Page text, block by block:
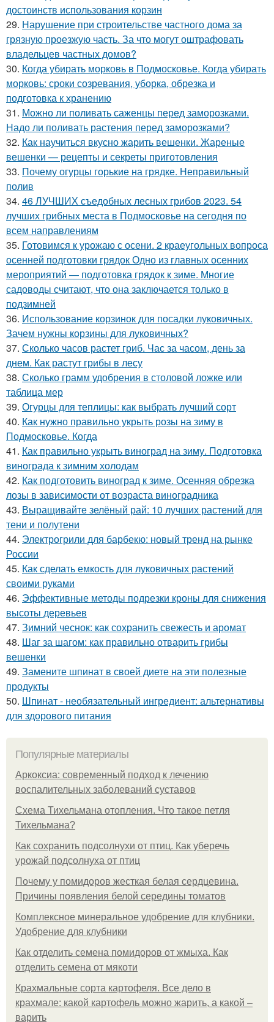
достоинств использования корзин
29. Нарушение при строительстве частного дома за
грязную проезжую часть. За что могут оштрафовать
владельцев частных домов?
30. Когда убирать морковь в Подмосковье. Когда убирать
морковь: сроки созревания, уборка, обрезка и
подготовка к хранению
31. Можно ли поливать саженцы перед заморозками.
Надо ли поливать растения перед заморозками?
32. Как научиться вкусно жарить вешенки. Жареные
вешенки — рецепты и секреты приготовления
33. Почему огурцы горькие на грядке. Неправильный
полив
34. 46 ЛУЧШИХ съедобных лесных грибов 2023. 54
лучших грибных места в Подмосковье на сегодня по
всем направлениям
35. Готовимся к урожаю с осени. 2 краеугольных вопроса
осенней подготовки грядок Одно из главных осенних
мероприятий — подготовка грядок к зиме. Многие
садоводы считают, что она заключается только в
подзимней
36. Использование корзинок для посадки луковичных.
Зачем нужны корзины для луковичных?
37. Сколько часов растет гриб. Час за часом, день за
днем. Как растут грибы в лесу
38. Сколько грамм удобрения в столовой ложке или
таблица мер
39. Огурцы для теплицы: как выбрать лучший сорт
40. Как нужно правильно укрыть розы на зиму в
Подмосковье. Когда
41. Как правильно укрыть виноград на зиму. Подготовка
винограда к зимним холодам
42. Как подготовить виноград к зиме. Осенняя обрезка
лозы в зависимости от возраста виноградника
43. Выращивайте зелёный рай: 10 лучших растений для
тени и полутени
44. Электрогрили для барбекю: новый тренд на рынке
России
45. Как сделать емкость для луковичных растений
своими руками
46. Эффективные методы подрезки кроны для снижения
высоты деревьев
47. Зимний чеснок: как сохранить свежесть и аромат
48. Шаг за шагом: как правильно отварить грибы
вешенки
49. Замените шпинат в своей диете на эти полезные
продукты
50. Шпинат - необязательный ингредиент: альтернативы
для здорового питания
Популярные материалы
Аркоксиа: современный подход к лечению
воспалительных заболеваний суставов
Схема Тихельмана отопления. Что такое петля
Тихельмана?
Как сохранить подсолнухи от птиц. Как уберечь
урожай подсолнуха от птиц
Почему у помидоров жесткая белая сердцевина.
Причины появления белой середины томатов
Комплексное минеральное удобрение для клубники.
Удобрение для клубники
Как отделить семена помидоров от жмыха. Как
отделить семена от мякоти
Крахмальные сорта картофеля. Все дело в
крахмале: какой картофель можно жарить, а какой –
варить